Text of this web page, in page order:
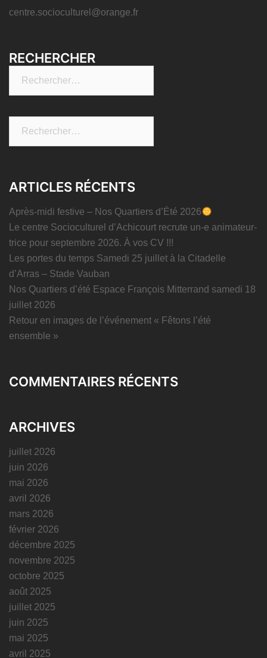
centre.socioculturel@orange.fr
RECHERCHER
ARTICLES RÉCENTS
Après-midi festive – Nos Quartiers d’Été 2026
Le centre Socioculturel d’Achicourt recrute un-e animateur-
trice pour septembre 2026. À vos CV !!!
Les portes du temps Samedi 25 juillet à la Citadelle
d’Arras – Stade Vauban
Nos Quartiers d’été Espace François Mitterrand samedi 18
juillet 2026
Retour en images de l’événement « Fêtons l’été
ensemble »
COMMENTAIRES RÉCENTS
ARCHIVES
juillet 2026
juin 2026
mai 2026
avril 2026
mars 2026
février 2026
décembre 2025
novembre 2025
octobre 2025
août 2025
juillet 2025
juin 2025
mai 2025
avril 2025